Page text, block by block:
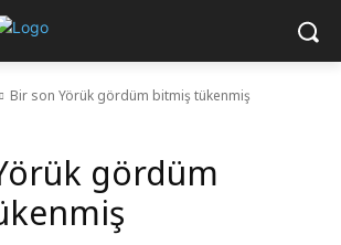
Bir son Yörük gördüm bitmiş tükenmiş
gördüm